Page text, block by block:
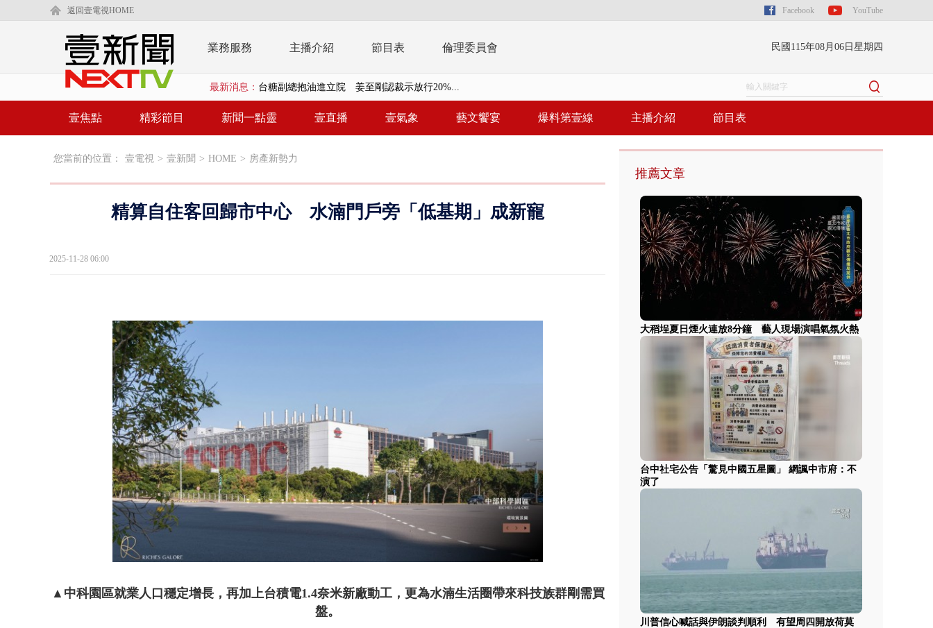
返回壹電視HOME Facebook YouTube
業務服務 主播介紹 節目表 倫理委員會 民國115年08月06日星期四
最新消息： 中聯毒油案中檢第4波搜索 3公司董座各「加...
詭！ 轎車凌晨滑行自撞護欄 男癱坐死「車...
壹焦點 精彩節目 新聞一點靈 壹直播 壹氣象 藝文饗宴 爆料第壹線 主播介紹 節目表
您當前的位置： 壹電視 > 壹新聞 > HOME > 房產新勢力
精算自住客回歸市中心 水湳門戶旁「低基期」成新寵
2025-11-28 06:00
▲中科園區就業人口穩定增長，再加上台積電1.4奈米新廠動工，更為水湳生活圈帶來科技族群剛需買
盤。
推薦文章
大稻埕夏日煙火連放8分鐘 藝人現場演唱氣氛火熱
台中社宅公告「驚見中國五星圖」 網諷中市府：不
演了
川普信心喊話與伊朗談判順利 有望周四開放荷莫